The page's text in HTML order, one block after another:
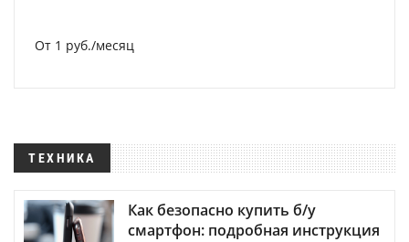
От 1 руб./месяц
ТЕХНИКА
Как безопасно купить б/у
смартфон: подробная инструкция